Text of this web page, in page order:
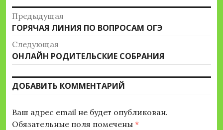
Навигация
по
записям
Предыдущая
Предыдущая
запись:
ГОРЯЧАЯ ЛИНИЯ ПО ВОПРОСАМ ОГЭ
Следующая
Следующая
запись:
ОНЛАЙН РОДИТЕЛЬСКИЕ СОБРАНИЯ
ДОБАВИТЬ КОММЕНТАРИЙ
Ваш адрес email не будет опубликован.
Обязательные поля помечены *